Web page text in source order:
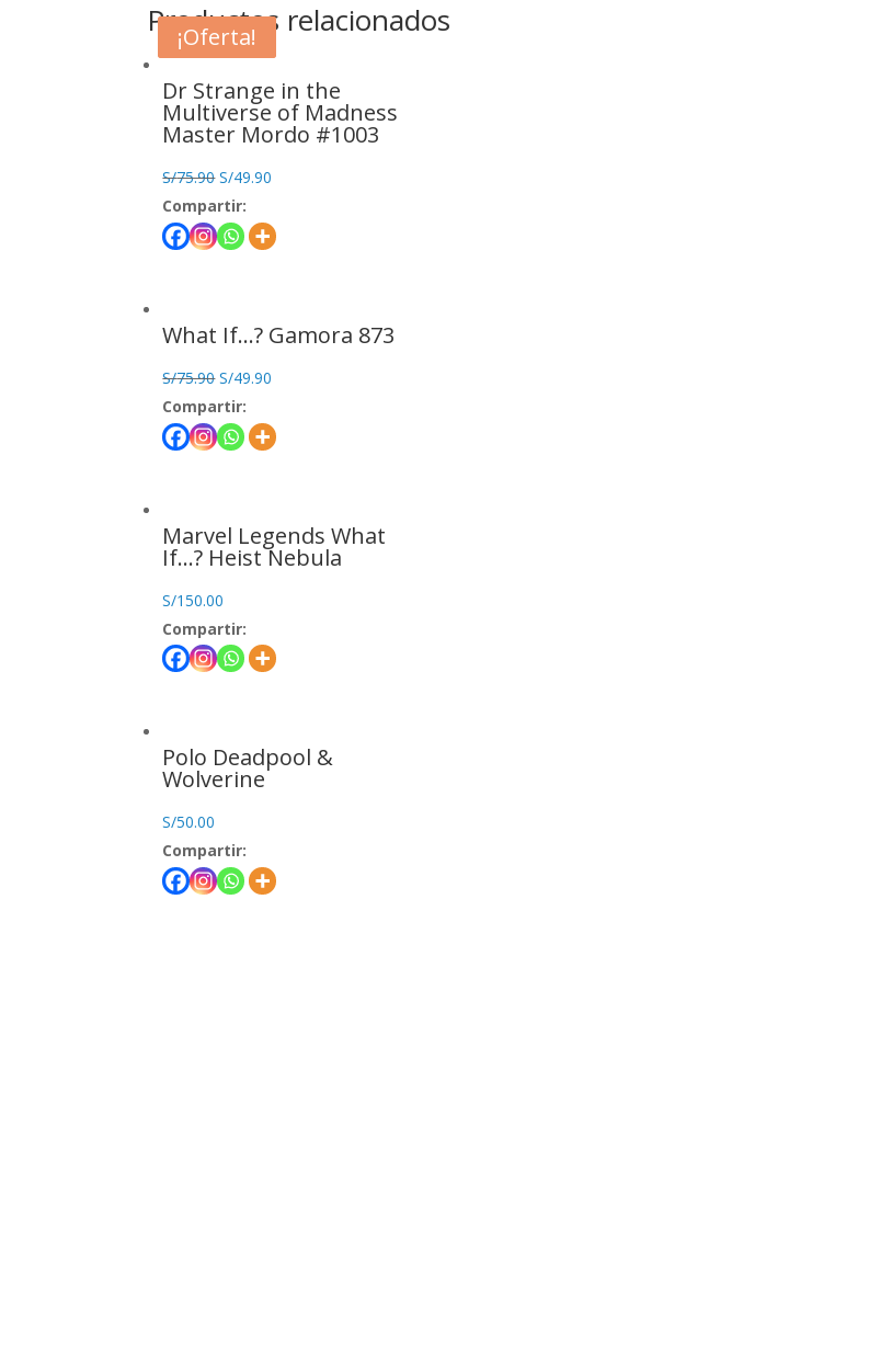
Productos relacionados
¡Oferta!
Dr Strange in the
Multiverse of Madness
Master Mordo #1003
S/75.90 S/49.90
Compartir:
¡Oferta!
What If…? Gamora 873
S/75.90 S/49.90
Compartir:
Marvel Legends What
If…? Heist Nebula
S/150.00
Compartir:
Polo Deadpool &
Wolverine
S/50.00
Compartir: